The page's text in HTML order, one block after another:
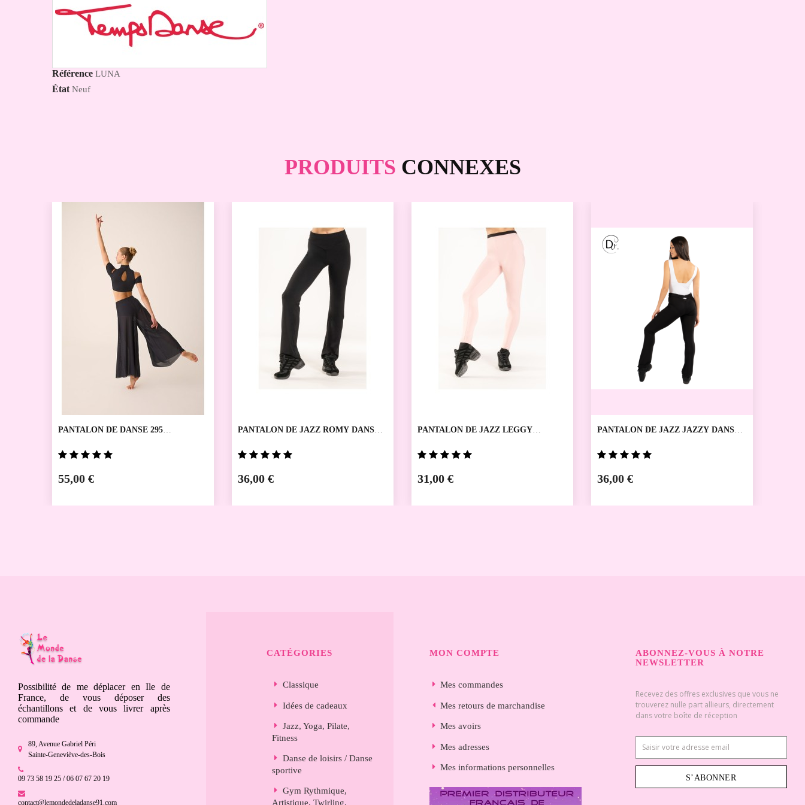
Référence LUNA
État Neuf
PRODUITS CONNEXES
PANTALON DE DANSE 295
55,00 €
PANTALON DE JAZZ ROMY DANSEZ
36,00 €
PANTALON DE JAZZ LEGGY
31,00 €
PANTALON DE JAZZ JAZZY DANSEZ
36,00 €
Possibilité de me déplacer en Ile de
France, de vous déposer des
échantillons et de vous livrer après
commande
89, Avenue Gabriel Péri
Sainte-Geneviève-des-Bois
09 73 58 19 25 / 06 07 67 20 19
contact@lemondedeladanse91.com
CATÉGORIES
Classique
Idées de cadeaux
Jazz, Yoga, Pilate,
Fitness
Danse de loisirs / Danse
sportive
Gym Rythmique,
Artistique, Twirling,
MON COMPTE
Mes commandes
Mes retours de marchandise
Mes avoirs
Mes adresses
Mes informations personnelles
ABONNEZ-VOUS À NOTRE
NEWSLETTER
Recevez des offres exclusives que vous ne
trouverez nulle part allieurs, directement
dans votre boîte de réception
S’ABONNER